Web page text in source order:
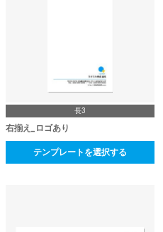
長3
右揃え_ロゴあり
テンプレートを選択する